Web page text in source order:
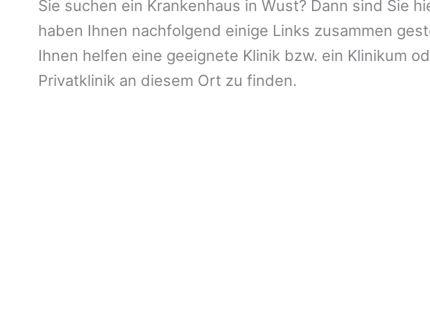
Sie suchen ein Krankenhaus in Wust? Dann sind Sie
haben Ihnen nachfolgend einige Links zusammen
Ihnen helfen eine geeignete Klinik bzw. ein Klinikum
Privatklinik an diesem Ort zu finden.